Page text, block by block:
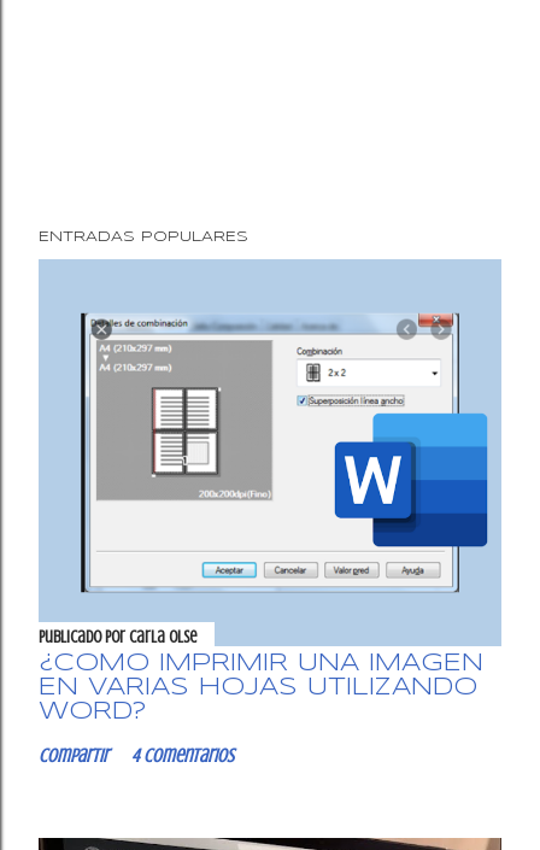
ENTRADAS POPULARES
Publicado por Carla OlSe
¿CÓMO IMPRIMIR UNA IMAGEN
EN VARIAS HOJAS UTILIZANDO
WORD?
Compartir 4 comentarios